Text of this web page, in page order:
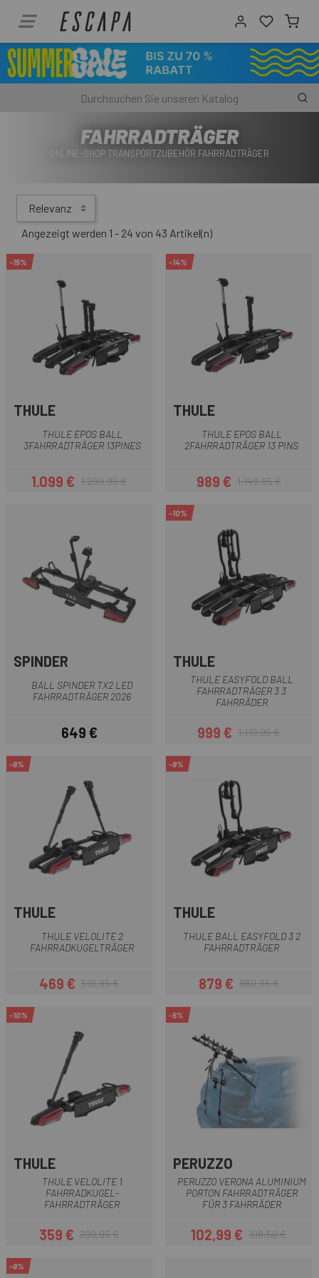
FAHRRADTRÄGER
ONLINE-SHOP TRANSPORTZUBEHÖR FAHRRADTRÄGER
Relevanz
Angezeigt werden 1 - 24 von 43 Artikel(n)
-15%
THULE
THULE EPOS BALL
3FAHRRADTRÄGER 13PINES
Preis
1.099 € Regulärer Preis
1.299,95 €
-14%
THULE
THULE EPOS BALL
2FAHRRADTRÄGER 13 PINS
Preis
989 € Regulärer Preis
1.149,95 €
SPINDER
BALL SPINDER TX2 LED
FAHRRADTRÄGER 2026
Preis
649 €
-10%
THULE
THULE EASYFOLD BALL
FAHRRADTRÄGER 3 3
FAHRRÄDER
Preis
999 € Regulärer Preis
1.119,95 €
-9%
THULE
THULE VELOLITE 2
FAHRRADKUGELTRÄGER
Preis
469 € Regulärer Preis
519,95 €
-9%
THULE
THULE BALL EASYFOLD 3 2
FAHRRADTRÄGER
Preis
879 € Regulärer Preis
969,95 €
-10%
THULE
THULE VELOLITE 1
FAHRRADKUGEL-
FAHRRADTRÄGER
Preis
359 € Regulärer Preis
399,95 €
-5%
PERUZZO
PERUZZO VERONA ALUMINIUM
PORTON FAHRRADTRÄGER
FÜR 3 FAHRRÄDER
Preis
102,99 €Regulärer Preis
108,50 €
-9%